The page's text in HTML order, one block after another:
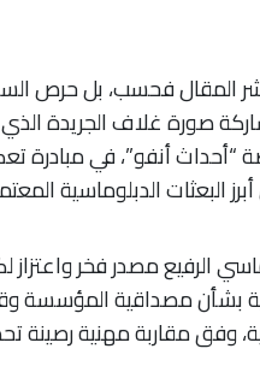
المقال فحسب، بل حرص
صورة غلاف الجريدة
“أحداث أنفو”، في
البعثات الدبلوماسية
الرفيع مصدر فخر واعتزاز
بشأن مصداقية المؤسسة
وفق مقاربة مهنية